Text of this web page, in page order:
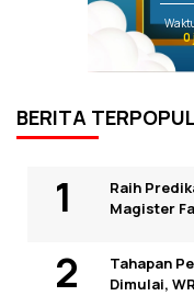
0
BERITA
Raih
Magister
Tahapan
Dimulai,